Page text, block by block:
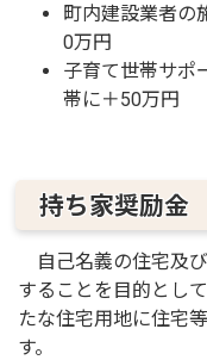
町内建設業者の
0万円
子育て世帯サポ
帯に＋50万円
持ち家奨励金
自己名義の住宅及
することを目的とし
たな住宅用地に住宅
す。